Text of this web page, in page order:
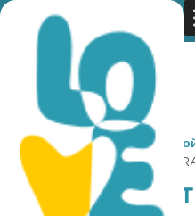
You are here: Home »
Gastronomy
» PAME GIA
PAME GIA